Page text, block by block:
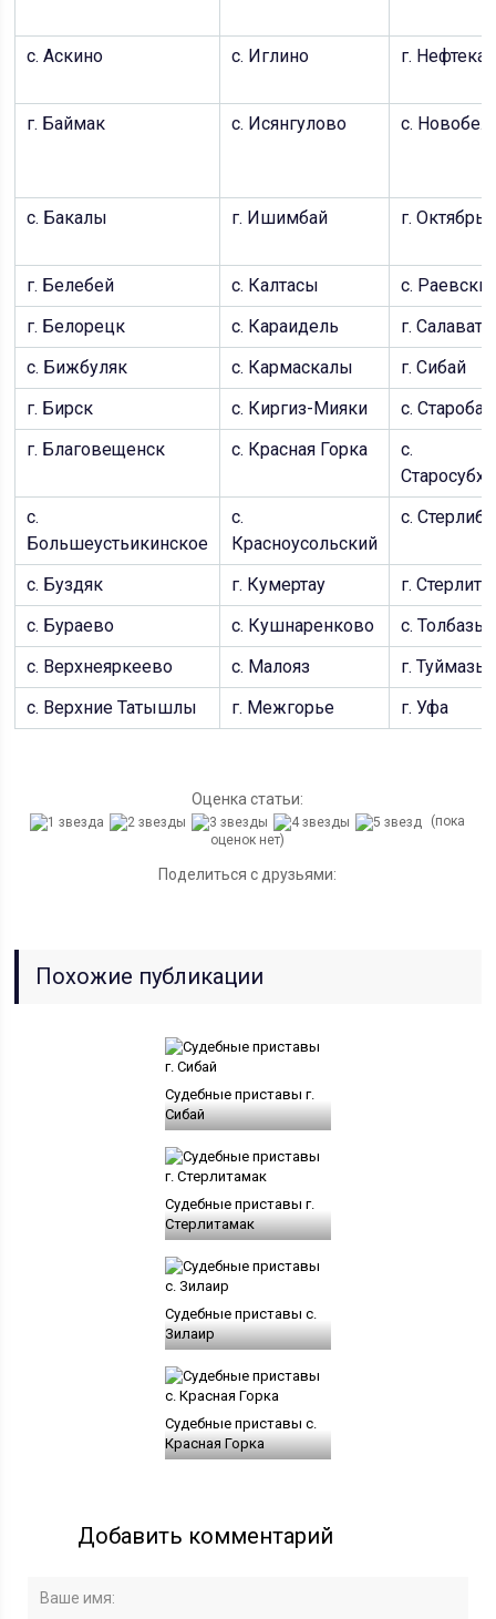
с. Аскино с. Иглино г.
г. Баймак с. Исянгулово с.
с. Бакалы г. Ишимбай г.
г. Белебей с. Калтасы
с.
г. Белорецк
с. Караидель
г. Салават
с. Бижбуляк
с. Кармаскалы
г. Сибай
г. Бирск
с. Киргиз-Мияки
с.
г. Благовещенск
с. Красная Горка
с.
с.
Большеустьикинское
с.
Красноусольский
с.
с. Буздяк г. Кумертау
г.
с. Бураево
с. Кушнаренково
с. Толбазы
с. Верхнеяркеево
с. Малояз
г. Туймазы
с. Верхние Татышлы
г. Межгорье г. Уфа
Оценка статьи:
(пока
оценок нет)
Поделиться с друзьями:
Похожие публикации
Судебные приставы г.
Сибай
Судебные приставы г.
Стерлитамак
Судебные приставы с.
Зилаир
Судебные приставы с.
Красная Горка
Добавить комментарий